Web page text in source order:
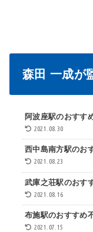
森田 一成が
阿波座駅のおすす
2021.08.30
西中島南方駅のお
2021.08.23
武庫之荘駅のおす
2021.08.16
布施駅のおすすめ
2021.07.15